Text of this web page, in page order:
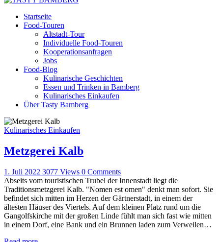
Startseite
Food-Touren
Altstadt-Tour
Individuelle Food-Touren
Kooperationsanfragen
Jobs
Food-Blog
Kulinarische Geschichten
Essen und Trinken in Bamberg
Kulinarisches Einkaufen
Über Tasty Bamberg
Kulinarisches Einkaufen
Metzgerei Kalb
1. Juli 2022 3077 Views 0 Comments
Abseits vom touristischen Trubel der Innenstadt liegt die
Traditionsmetzgerei Kalb. "Nomen est omen" denkt man sofort. Sie
befindet sich mitten im Herzen der Gärtnerstadt, in einem der
ältesten Häuser des Viertels. Auf dem kleinen Platz rund um die
Gangolfskirche mit der großen Linde fühlt man sich fast wie mitten
in einem Dorf, eine Bank und ein Brunnen laden zum Verweilen…